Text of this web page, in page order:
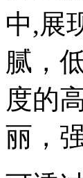
中,展
腻，
度的
丽，